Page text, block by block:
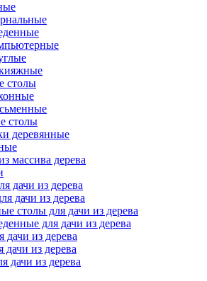
столы
столы
деревянные
массива дерева
дачи из дерева
дачи из дерева
столы для дачи из дерева
для дачи из дерева
дачи из дерева
из дерева
дачи из дерева